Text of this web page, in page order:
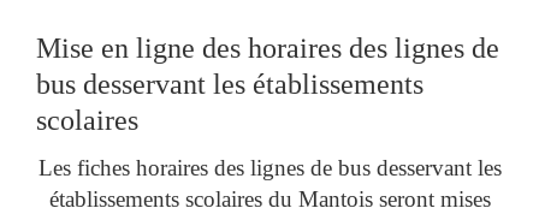
Mise en ligne des horaires des lignes de
bus desservant les établissements
scolaires
Les fiches horaires des lignes de bus desservant les
établissements scolaires du Mantois seront mises